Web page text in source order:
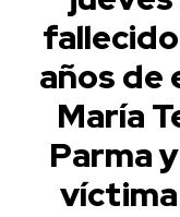
años de
María
Parma